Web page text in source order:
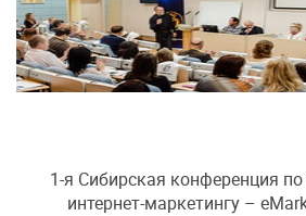
1-я Сибирская конференция
интернет-маркетингу –